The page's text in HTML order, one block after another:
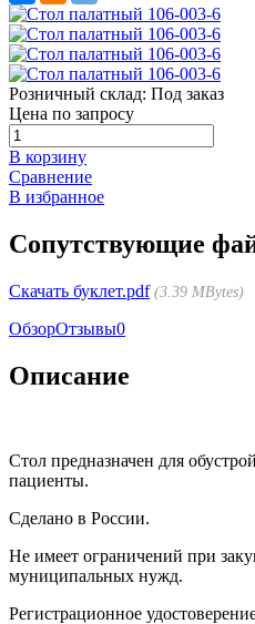
Розничный склад: Под заказ
Цена по запросу
В корзину
Сравнение
В избранное
Сопутствующие
Скачать буклет.pdf 3.39 MBytes
ОбзорОтзывы0
Описание
Стол предназначен для
пациенты.
Сделано в России.
Не имеет ограничений при
муниципальных нужд.
Регистрационное